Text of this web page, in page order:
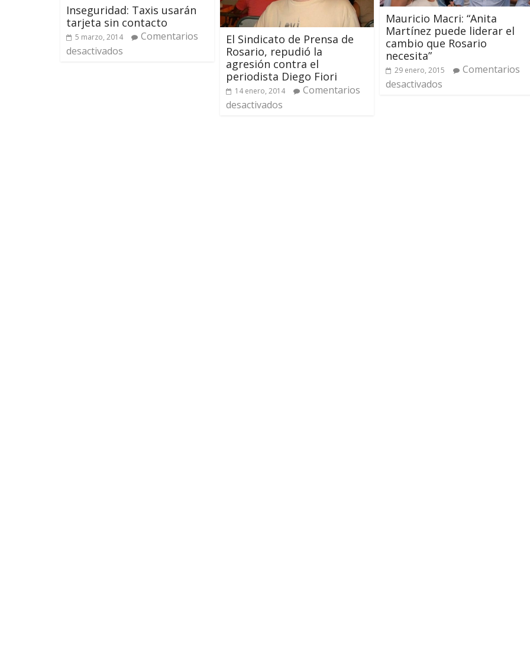
Inseguridad: Taxis usarán
tarjeta sin contacto
5 marzo, 2014
Comentarios
desactivados
El Sindicato de Prensa de
Rosario, repudió la
agresión contra el
periodista Diego Fiori
14 enero, 2014
Comentarios
desactivados
Mauricio Macri: “Anita
Martínez puede liderar el
cambio que Rosario
necesita”
29 enero, 2015
Comentarios
desactivados